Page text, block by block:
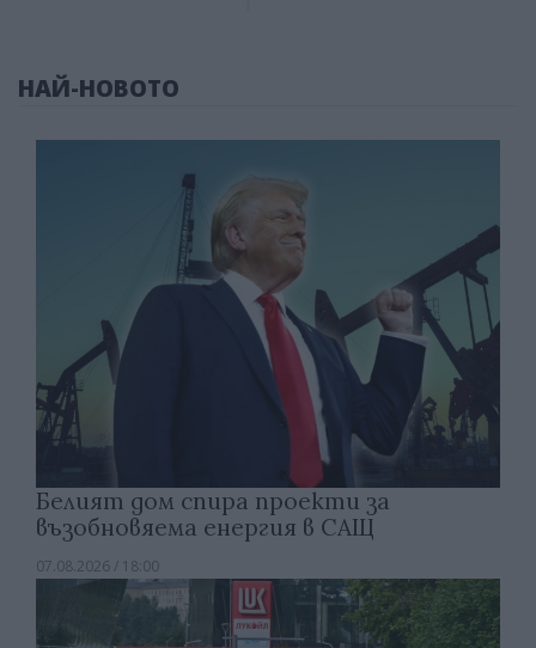
НАЙ-НОВОТО
Белият дом спира проекти за
възобновяема енергия в САЩ
07.08.2026 / 18:00